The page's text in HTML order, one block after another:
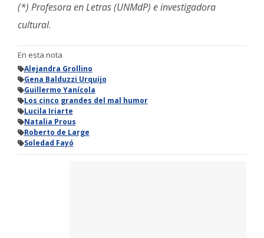
(*) Profesora en Letras (UNMdP) e investigadora
cultural.
En esta nota
Alejandra Grollino
Gena Balduzzi Urquijo
Guillermo Yanícola
Los cinco grandes del mal humor
Lucila Iriarte
Natalia Prous
Roberto de Large
Soledad Fayó